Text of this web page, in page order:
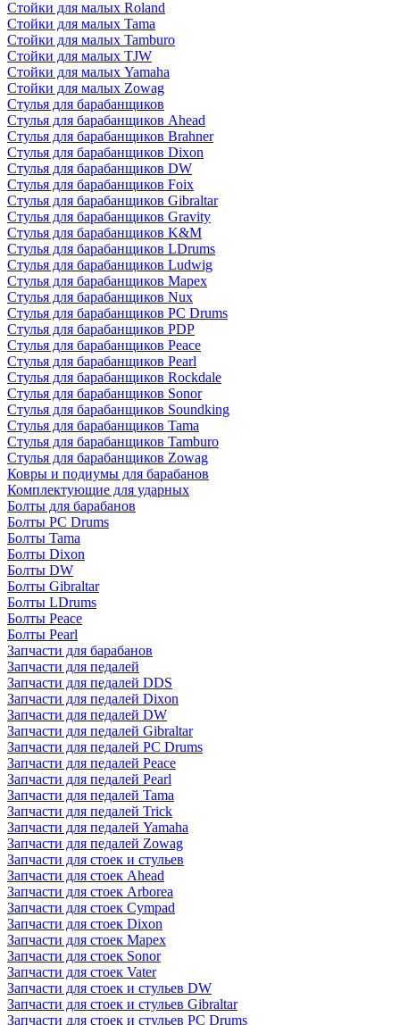
Стойки для малых Roland
Стойки для малых Tama
Стойки для малых Tamburo
Стойки для малых TJW
Стойки для малых Yamaha
Стойки для малых Zowag
Стулья для барабанщиков
Стулья для барабанщиков Ahead
Стулья для барабанщиков Brahner
Стулья для барабанщиков Dixon
Стулья для барабанщиков DW
Стулья для барабанщиков Foix
Стулья для барабанщиков Gibraltar
Стулья для барабанщиков Gravity
Стулья для барабанщиков K&M
Стулья для барабанщиков LDrums
Стулья для барабанщиков Ludwig
Стулья для барабанщиков Mapex
Стулья для барабанщиков Nux
Стулья для барабанщиков PC Drums
Стулья для барабанщиков PDP
Стулья для барабанщиков Peace
Стулья для барабанщиков Pearl
Стулья для барабанщиков Rockdale
Стулья для барабанщиков Sonor
Стулья для барабанщиков Soundking
Стулья для барабанщиков Tama
Стулья для барабанщиков Tamburo
Стулья для барабанщиков Zowag
Ковры и подиумы для барабанов
Комплектующие для ударных
Болты для барабанов
Болты PC Drums
Болты Tama
Болты Dixon
Болты DW
Болты Gibraltar
Болты LDrums
Болты Peace
Болты Pearl
Запчасти для барабанов
Запчасти для педалей
Запчасти для педалей DDS
Запчасти для педалей Dixon
Запчасти для педалей DW
Запчасти для педалей Gibraltar
Запчасти для педалей PC Drums
Запчасти для педалей Peace
Запчасти для педалей Pearl
Запчасти для педалей Tama
Запчасти для педалей Trick
Запчасти для педалей Yamaha
Запчасти для педалей Zowag
Запчасти для стоек и стульев
Запчасти для стоек Ahead
Запчасти для стоек Arborea
Запчасти для стоек Cympad
Запчасти для стоек Dixon
Запчасти для стоек Mapex
Запчасти для стоек Sonor
Запчасти для стоек Vater
Запчасти для стоек и стульев DW
Запчасти для стоек и стульев Gibraltar
Запчасти для стоек и стульев PC Drums